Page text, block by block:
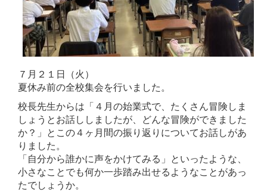
７月２１日（火）
夏休み前の全校集会を行いました。
校長先生からは「４月の始業式で、たくさん冒険しま
しょうとお話ししましたが、どんな冒険ができました
か？」とこの４ヶ月間の振り返りについてお話しがあ
りました。
「自分から誰かに声をかけてみる」といったような、
小さなことでも何か一歩踏み出せるようなことがあっ
たでしょうか。